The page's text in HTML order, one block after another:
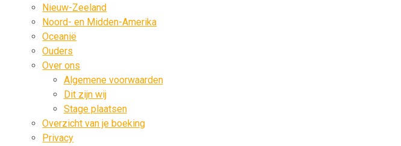
Nieuw-Zeeland
Noord- en Midden-Amerika
Oceanië
Ouders
Over ons
Algemene voorwaarden
Dit zijn wij
Stage plaatsen
Overzicht van je boeking
Privacy